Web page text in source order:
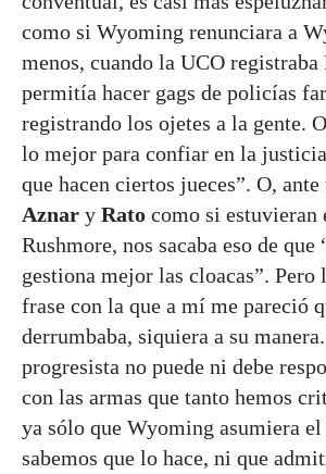
como si Wyoming renunciara a
menos, cuando la UCO registraba
permitía hacer gags de policías
registrando los ojetes a la gente.
lo mejor para confiar en la
que hacen ciertos jueces”. O,
Aznar y Rato como si estuvieran
Rushmore, nos sacaba eso de que
gestiona mejor las cloacas”. Pero
frase con la que a mí me pareció
derrumbaba, siquiera a su
progresista no puede ni debe
con las armas que tanto hemos
ya sólo que Wyoming asumiera
sabemos que lo hace, ni que